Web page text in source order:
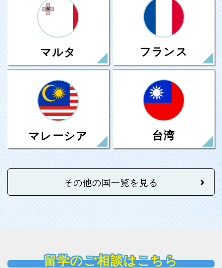
マルタ フランス
マレーシア 台湾
その他の国一覧を見る
留学のご相談はこちら